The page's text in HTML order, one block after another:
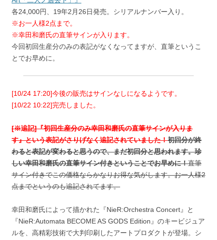
各24,000円、19年2月26日発売。シリアルナンバー入り。
※お一人様2点まで。
※幸田和磨氏の直筆サインが入ります。
今回初回生産分のみの表記がなくなってますが、直筆というこ
とでお早めに。
[10/24 17:20]今後の販売はサインなしになるようです。
[10/22 10:22]完売しました。
[※追記]『初回生産分のみ幸田和磨氏の直筆サインが入りま
す』という表記がさりげなく追記されていました！初回分が終
わると表記が変わると思うので、まだ初回分と思われます。珍
しい幸田和磨氏の直筆サイン付きということでお早めに！直筆
サイン付きでこの価格ならかなりお得な気がします。お一人様2
点までというのも追記されてます。
幸田和磨氏によって描かれた『NieR:Orchestra Concert』と
『NieR:Automata BECOME AS GODS Edition』のキービジュア
ルを、高精彩技術で大判印刷したアートプロダクトが登場。シ